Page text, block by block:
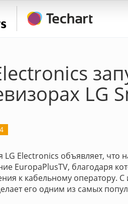
LG
Electronics объявляет, что
EuropaPlusTV, благодаря
к кабельному оператору.
его одним из самых